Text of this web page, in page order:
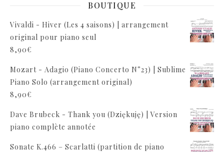
BOUTIQUE
Vivaldi - Hiver (Les 4 saisons) | arrangement
original pour piano seul
8,90€
Mozart - Adagio (Piano Concerto N°23) | Sublime
Piano Solo (arrangement original)
8,90€
Dave Brubeck - Thank you (Dziękuję) | Version
piano complète annotée
Sonate K.466 – Scarlatti (partition de piano